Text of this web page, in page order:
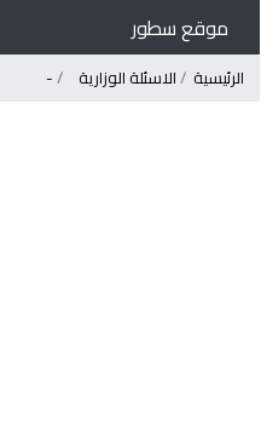
موقع سطور
الرئيسية الاسئلة الوزارية -